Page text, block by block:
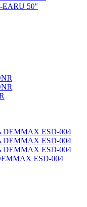
EARU 50"
ESD-004